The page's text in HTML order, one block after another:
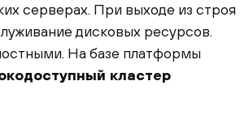
серверах. При выходе из строя
дисковых ресурсов.
На базе платформы
кластер